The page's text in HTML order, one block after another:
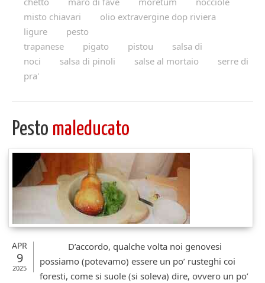
misto chiavari
olio extravergine dop riviera
ligure
pesto
trapanese
pigato pistou
salsa di
noci
salsa di pinoli salse al mortaio
serre di
pra'
Pesto maleducato
APR
9
2025
D’accordo, qualche volta noi genovesi
possiamo (potevamo) essere un po’ rusteghi coi
foresti, come si suole (si soleva) dire, ovvero un po’